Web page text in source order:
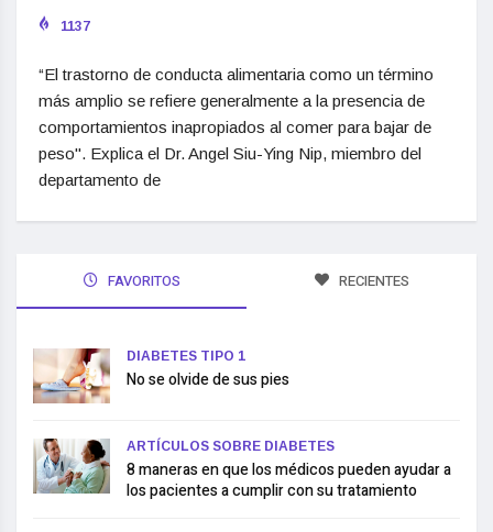
1137
“El trastorno de conducta alimentaria como un término
más amplio se refiere generalmente a la presencia de
comportamientos inapropiados al comer para bajar de
peso". Explica el Dr. Angel Siu-Ying Nip, miembro del
departamento de
FAVORITOS RECIENTES
DIABETES TIPO 1
No se olvide de sus pies
ARTÍCULOS SOBRE DIABETES
8 maneras en que los médicos pueden ayudar a
los pacientes a cumplir con su tratamiento